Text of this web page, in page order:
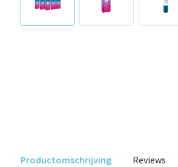
Productomschrijving Reviews